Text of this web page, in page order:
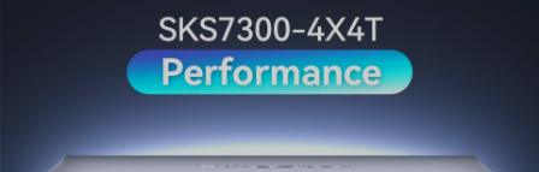
Ontworpen als een high-performance 10 gigabit
glasvezelswitch, ondersteunt dit apparaat full wire-
speed doorvoer op alle poorten met Auto MDI/MDIX-
functionaliteit. Het zorgt voor stabiele, niet-blokkerende
gegevensoverdracht met minimale latentie, waardoor